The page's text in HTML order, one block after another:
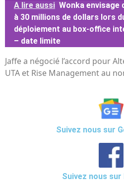
A lire aussi Wonka envisage
à 30 millions de dollars lors
déploiement au box-office
– date limite
Jaffe a négocié l’accord pour
UTA et Rise Management au
Suivez nous sur
Suivez nous sur